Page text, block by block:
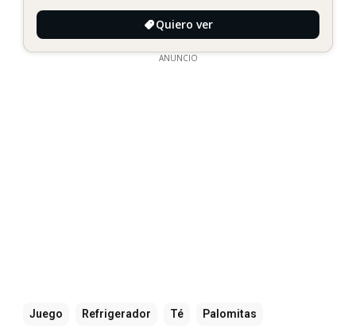
Quiero ver
ANUNCIO
Juego Refrigerador Té Palomitas